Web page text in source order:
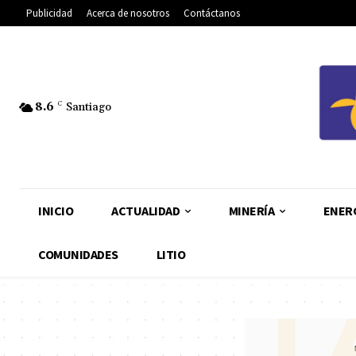
Publicidad Acerca de nosotros Contáctanos
8.6 C Santiago
INICIO ACTUALIDAD MINERÍA
COMUNIDADES LITIO